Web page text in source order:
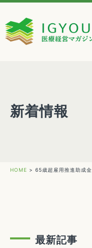
新着情報
HOME > 65歳超雇用推進助成金
最新記事